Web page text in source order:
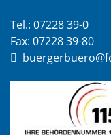
Tel.: 07228 39-0
Fax: 07228 39-80